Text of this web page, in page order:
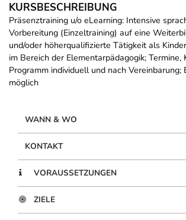
KURSBESCHREIBUNG
Präsenztraining u/o eLearning: Intensive
Vorbereitung (Einzeltraining) auf eine
und/oder höherqualifizierte Tätigkeit als
im Bereich der Elementarpädagogik; Termine,
Programm individuell und nach Vereinbarung;
möglich
WANN & WO
KONTAKT
VORAUSSETZUNGEN
ZIELE